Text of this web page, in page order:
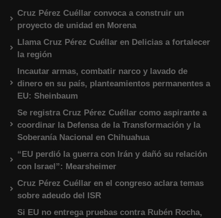
Cruz Pérez Cuéllar convoca a construir un
proyecto de unidad en Morena
Llama Cruz Pérez Cuéllar en Delicias a fortalecer
la región
Incautar armas, combatir narco y lavado de
dinero en su país, planteamientos permanentes a
EU: Sheinbaum
Se registra Cruz Pérez Cuéllar como aspirante a
coordinar la Defensa de la Transformación y la
Soberanía Nacional en Chihuahua
“EU perdió la guerra con Irán y dañó su relación
con Israel”: Mearsheimer
Cruz Pérez Cuéllar en el congreso aclara temas
sobre adeudo del ISR
Si EU no entrega pruebas contra Rubén Rocha,